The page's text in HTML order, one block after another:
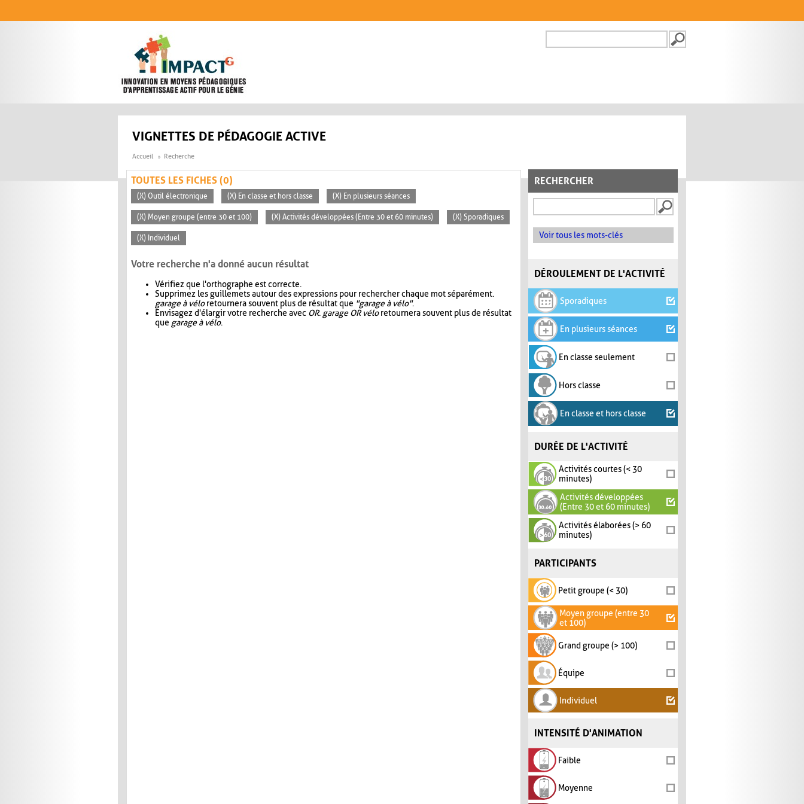
FORMULAIRE DE
VIGNETTES DE PÉDAGOGIE ACTIVE
Accueil Recherche
RECHERCHER
Voir tous les mots-clés
DÉROULEMENT DE L'ACTIVITÉ
Sporadiques
En plusieurs séances
En classe seulement
Hors classe
En classe et hors classe
DURÉE DE L'ACTIVITÉ
Activités courtes (< 30
minutes)
Activités développées
(Entre 30 et 60 minutes)
Activités élaborées (> 60
minutes)
PARTICIPANTS
Petit groupe (< 30)
Moyen groupe (entre 30
et 100)
Grand groupe (> 100)
Équipe
Individuel
INTENSITÉ D'ANIMATION
Faible
Moyenne
TOUTES LES FICHES (0)
(X) Outil électronique (X) En classe et hors classe (X) En plusieurs séances
(X) Moyen groupe (entre 30 et 100) (X) Activités développées (Entre 30 et 60 minutes) (X) Sporadiques
(X) Individuel
Votre recherche n'a donné aucun résultat
Vérifiez que l'orthographe est correcte.
Supprimez les guillemets autour des expressions pour rechercher chaque mot séparément.
garage à véloretournera souvent plus de résultat que "garage à vélo".
Envisagez d'élargir votre recherche avec OR. garage OR véloretournera souvent plus de résultat
que garage à vélo.